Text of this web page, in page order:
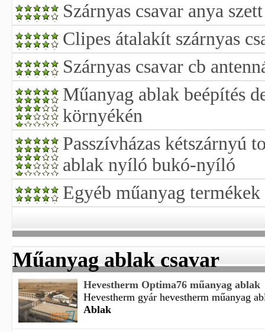
Szárnyas csavar anya szett
Clipes átalakít szárnyas
Szárnyas csavar cb
Műanyag ablak beépítés
környékén
Passzívházas kétszárnyú
ablak nyíló bukó-nyíló
Egyéb műanyag termékek
Műanyag ablak csavar
Hevestherm Optima76 műanyag ablak
Hevestherm gyár hevestherm műanyag
Ablak